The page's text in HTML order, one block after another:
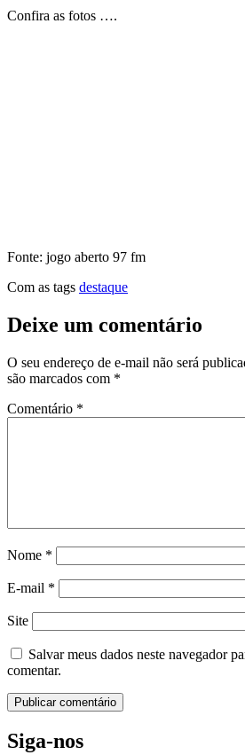
Confira as fotos ….
Fonte: jogo aberto 97 fm
Com as tags destaque
Deixe um comentário
O seu endereço de e-mail não será
são marcados com *
Comentário *
Nome *
E-mail *
Site
Salvar meus dados neste navegador
comentar.
Siga-nos